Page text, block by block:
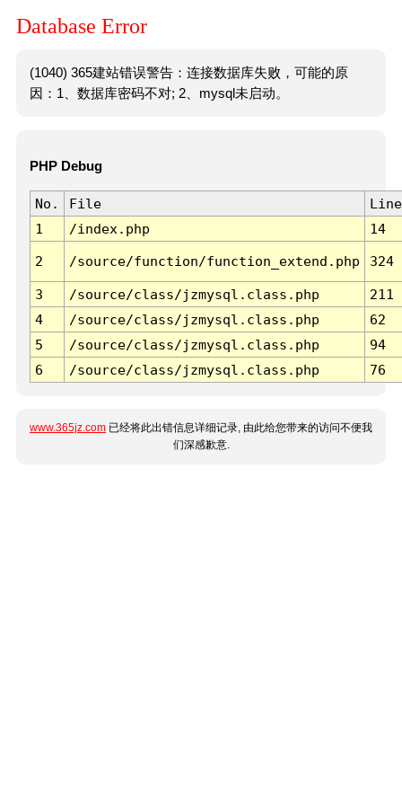
Database Error
(1040) 365建站错误警告：连接数据库失败，可能的原
因：1、数据库密码不对; 2、mysql未启动。
PHP Debug
No. File
Line
1
/index.php 14
2 /source/function/function_extend.php 324
3 /source/class/jzmysql.class.php
211
4
/source/class/jzmysql.class.php
62
5
/source/class/jzmysql.class.php
94
6
/source/class/jzmysql.class.php 76
www.365jz.com 已经将此出错信息详细记录, 由此给您带来的访问不便我
们深感歉意.